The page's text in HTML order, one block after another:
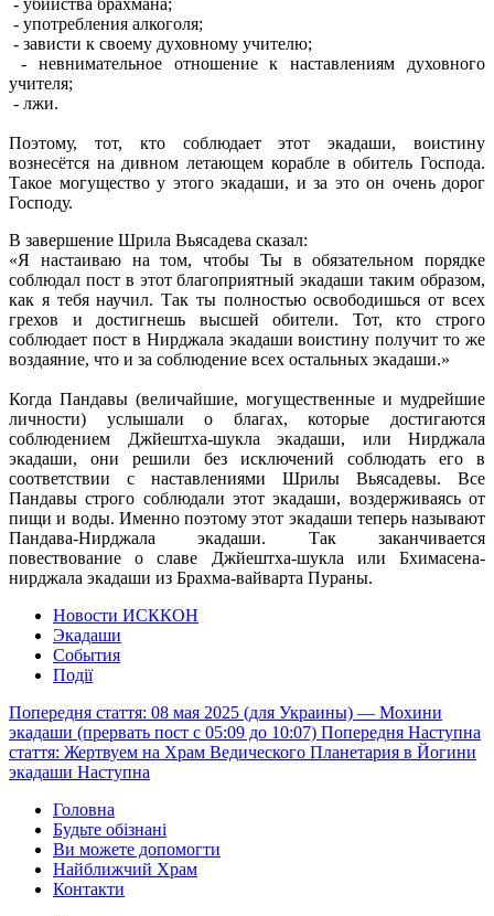
- убийства брахмана;
- употребления алкоголя;
- зависти к своему духовному учителю;
- невнимательное отношение к наставлениям духовного
учителя;
- лжи.
Поэтому, тот, кто соблюдает этот экадаши, воистину
вознесётся на дивном летающем корабле в обитель Господа.
Такое могущество у этого экадаши, и за это он очень дорог
Господу.
В завершение Шрила Вьясадева сказал:
«Я настаиваю на том, чтобы Ты в обязательном порядке
соблюдал пост в этот благоприятный экадаши таким образом,
как я тебя научил. Так ты полностью освободишься от всех
грехов и достигнешь высшей обители. Тот, кто строго
соблюдает пост в Нирджала экадаши воистину получит то же
воздаяние, что и за соблюдение всех остальных экадаши.»
Когда Пандавы (величайшие, могущественные и мудрейшие
личности) услышали о благах, которые достигаются
соблюдением Джйештха-шукла экадаши, или Нирджала
экадаши, они решили без исключений соблюдать его в
соответствии с наставлениями Шрилы Вьясадевы. Все
Пандавы строго соблюдали этот экадаши, воздерживаясь от
пищи и воды. Именно поэтому этот экадаши теперь называют
Пандава-Нирджала экадаши. Так заканчивается
повествование о славе Джйештха-шукла или Бхимасена-
нирджала экадаши из Брахма-вайварта Пураны.
Новости ИСККОН
Экадаши
События
Події
Попередня стаття: 08 мая 2025 (для Украины) — Мохини
экадаши (прервать пост с 05:09 до 10:07) Попередня Наступна
стаття: Жертвуем на Храм Ведического Планетария в Йогини
экадаши Наступна
Головна
Будьте обізнані
Ви можете допомогти
Найближчий Храм
Контакти